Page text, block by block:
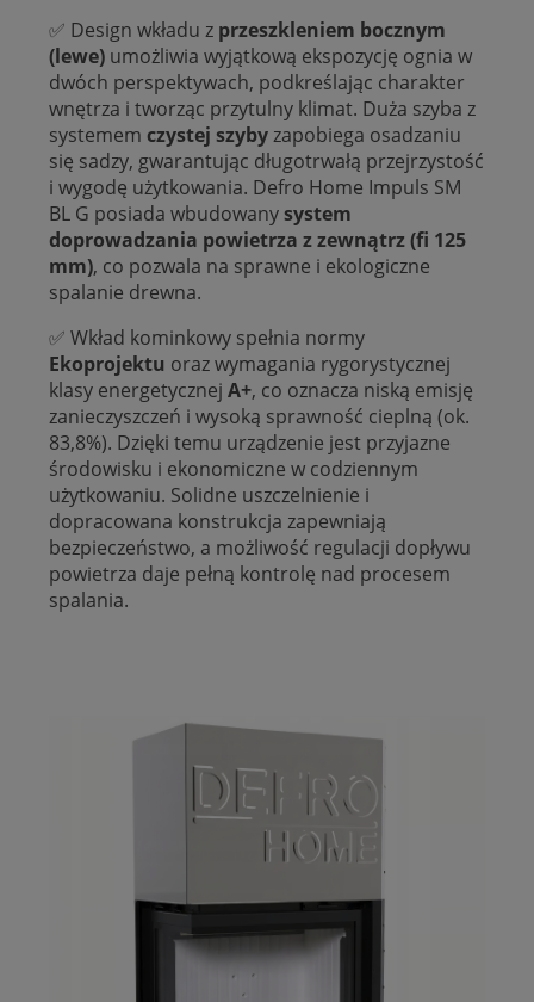
✅ Design wkładu z przeszkleniem bocznym
(lewe) umożliwia wyjątkową ekspozycję ognia w
dwóch perspektywach, podkreślając charakter
wnętrza i tworząc przytulny klimat. Duża szyba z
systemem czystej szybyzapobiega osadzaniu
się sadzy, gwarantując długotrwałą przejrzystość
i wygodę użytkowania. Defro Home Impuls SM
BL G posiada wbudowanysystem
doprowadzania powietrza z zewnątrz (fi 125
mm), co pozwala na sprawne i ekologiczne
spalanie drewna.
✅ Wkład kominkowy spełnia normy
Ekoprojektu oraz wymagania rygorystycznej
klasy energetycznej A+, co oznacza niską emisję
zanieczyszczeń i wysoką sprawność cieplną (ok.
83,8%). Dzięki temu urządzenie jest przyjazne
środowisku i ekonomiczne w codziennym
użytkowaniu. Solidne uszczelnienie i
dopracowana konstrukcja zapewniają
bezpieczeństwo, a możliwość regulacji dopływu
powietrza daje pełną kontrolę nad procesem
spalania.